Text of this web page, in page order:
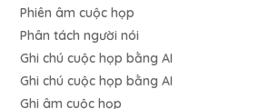
Phiên âm cuộc họp
Phân tách người nói
Ghi chú cuộc họp bằng AI
Ghi chú cuộc họp bằng AI
Ghi âm cuộc họp